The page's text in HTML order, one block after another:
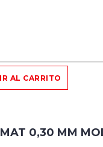
AL CARRITO
0,30 MM